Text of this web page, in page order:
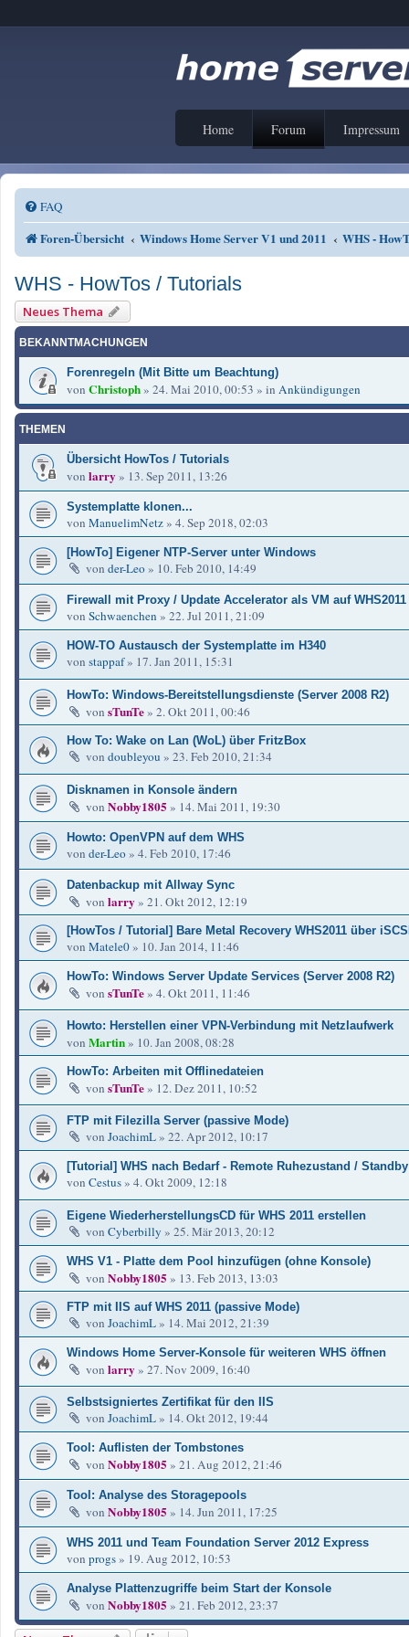
Home Forum Impressum
FAQ
Foren-Übersicht Windows Home Server V1 und 2011 WHS -
WHS - HowTos / Tutorials
Neues Thema
BEKANNTMACHUNGEN
Forenregeln (Mit Bitte um Beachtung)
von Christoph» 24. Mai 2010, 00:53 » in Ankündigungen
THEMEN
Übersicht HowTos / Tutorials
von larry» 13. Sep 2011, 13:26
Systemplatte klonen...
von ManuelimNetz» 4. Sep 2018, 02:03
[HowTo] Eigener NTP-Server unter Windows
von der-Leo» 10. Feb 2010, 14:49
Firewall mit Proxy / Update Accelerator als VM auf WHS2011
von Schwaenchen » 22. Jul 2011, 21:09
HOW-TO Austausch der Systemplatte im H340
von stappaf» 17. Jan 2011, 15:31
HowTo: Windows-Bereitstellungsdienste (Server 2008 R2)
von sTunTe» 2. Okt 2011, 00:46
How To: Wake on Lan (WoL) über FritzBox
von doubleyou » 23. Feb 2010, 21:34
Disknamen in Konsole ändern
von Nobby1805 » 14. Mai 2011, 19:30
Howto: OpenVPN auf dem WHS
von der-Leo» 4. Feb 2010, 17:46
Datenbackup mit Allway Sync
von larry» 21. Okt 2012, 12:19
[HowTos / Tutorial] Bare Metal Recovery WHS2011 über
von Matele0» 10. Jan 2014, 11:46
HowTo: Windows Server Update Services (Server 2008 R2)
von sTunTe» 4. Okt 2011, 11:46
Howto: Herstellen einer VPN-Verbindung mit Netzlaufwerk
von Martin» 10. Jan 2008, 08:28
HowTo: Arbeiten mit Offlinedateien
von sTunTe» 12. Dez 2011, 10:52
FTP mit Filezilla Server (passive Mode)
von JoachimL» 22. Apr 2012, 10:17
[Tutorial] WHS nach Bedarf - Remote Ruhezustand / Standby
von Cestus» 4. Okt 2009, 12:18
Eigene WiederherstellungsCD für WHS 2011 erstellen
von Cyberbilly » 25. Mär 2013, 20:12
WHS V1 - Platte dem Pool hinzufügen (ohne Konsole)
von Nobby1805 » 13. Feb 2013, 13:03
FTP mit IIS auf WHS 2011 (passive Mode)
von JoachimL» 14. Mai 2012, 21:39
Windows Home Server-Konsole für weiteren WHS öffnen
von larry» 27. Nov 2009, 16:40
Selbstsigniertes Zertifikat für den IIS
von JoachimL» 14. Okt 2012, 19:44
Tool: Auflisten der Tombstones
von Nobby1805 » 21. Aug 2012, 21:46
Tool: Analyse des Storagepools
von Nobby1805 » 14. Jun 2011, 17:25
WHS 2011 und Team Foundation Server 2012 Express
von progs» 19. Aug 2012, 10:53
Analyse Plattenzugriffe beim Start der Konsole
von Nobby1805 » 21. Feb 2012, 23:37